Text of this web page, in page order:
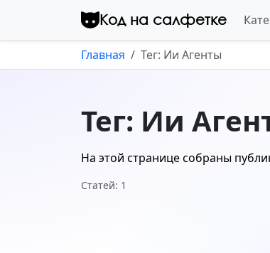
Перейти к контенту
Код на салфетке
Главная Тег: Ии Агенты
Тег: Ии
На этой странице собраны
Статей: 1